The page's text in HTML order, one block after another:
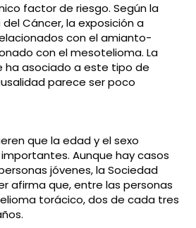
factor de riesgo. Según la
Cáncer, la exposición a
con el amianto-
con el mesotelioma. La
ha asociado a este tipo de
parece ser poco
que la edad y el sexo
Aunque hay casos
jóvenes, la Sociedad
afirma que, entre las personas
torácico, dos de cada tres